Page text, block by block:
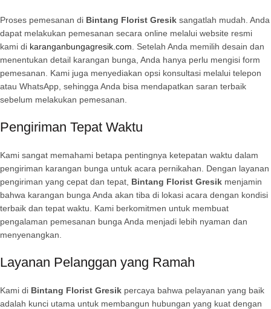
Proses pemesanan di Bintang Florist Gresik sangatlah mudah. Anda
dapat melakukan pemesanan secara online melalui website resmi
kami di karanganbungagresik.com . Setelah Anda memilih desain dan
menentukan detail karangan bunga, Anda hanya perlu mengisi form
pemesanan. Kami juga menyediakan opsi konsultasi melalui telepon
atau WhatsApp, sehingga Anda bisa mendapatkan saran terbaik
sebelum melakukan pemesanan.
Pengiriman Tepat Waktu
Kami sangat memahami betapa pentingnya ketepatan waktu dalam
pengiriman karangan bunga untuk acara pernikahan. Dengan layanan
pengiriman yang cepat dan tepat, Bintang Florist Gresik menjamin
bahwa karangan bunga Anda akan tiba di lokasi acara dengan kondisi
terbaik dan tepat waktu. Kami berkomitmen untuk membuat
pengalaman pemesanan bunga Anda menjadi lebih nyaman dan
menyenangkan.
Layanan Pelanggan yang Ramah
Kami di Bintang Florist Gresik percaya bahwa pelayanan yang baik
adalah kunci utama untuk membangun hubungan yang kuat dengan